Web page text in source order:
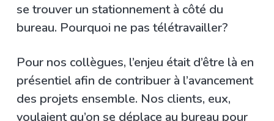
se trouver un stationnement à côté du
bureau. Pourquoi ne pas télétravailler?
Pour nos collègues, l’enjeu était d’être là en
présentiel afin de contribuer à l’avancement
des projets ensemble. Nos clients, eux,
voulaient qu’on se déplace au bureau pour